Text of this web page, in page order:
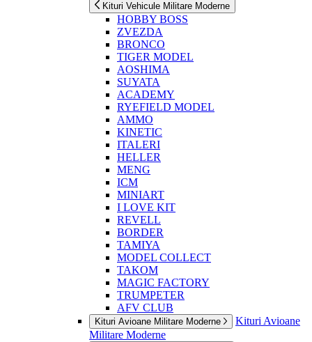
Kituri Vehicule Militare Moderne
HOBBY BOSS
ZVEZDA
BRONCO
TIGER MODEL
AOSHIMA
SUYATA
ACADEMY
RYEFIELD MODEL
AMMO
KINETIC
ITALERI
HELLER
MENG
ICM
MINIART
I LOVE KIT
REVELL
BORDER
TAMIYA
MODEL COLLECT
TAKOM
MAGIC FACTORY
TRUMPETER
AFV CLUB
Kituri Avioane Militare Moderne
Kituri Avioane
Militare Moderne